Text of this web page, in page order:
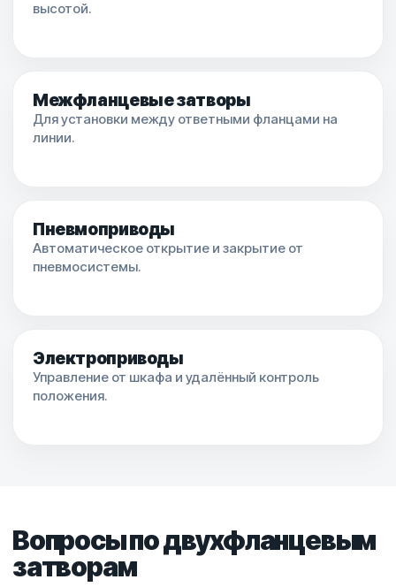
высотой.
Межфланцевые затворы
Для установки между ответными фланцами на
линии.
Пневмоприводы
Автоматическое открытие и закрытие от
пневмосистемы.
Электроприводы
Управление от шкафа и удалённый контроль
положения.
Вопросы по двухфланцевым
затворам